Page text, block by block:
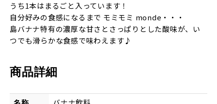
うち1本はまるごと入っています！
自分好みの食感になるまで モミモミ monde・・・
島バナナ特有の濃厚な甘さとさっぱりとした酸味が、い
つでも滑らかな食感で味わえます♪
商品詳細